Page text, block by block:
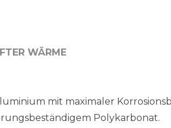
WÄRME
mit maximaler
Polykarbonat.